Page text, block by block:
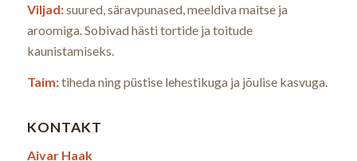
Viljad:suured, säravpunased, meeldiva maitse ja
aroomiga. Sobivad hästi tortide ja toitude
kaunistamiseks.
Taim:tiheda ning püstise lehestikuga ja jõulise kasvuga.
KONTAKT
Aivar Haak